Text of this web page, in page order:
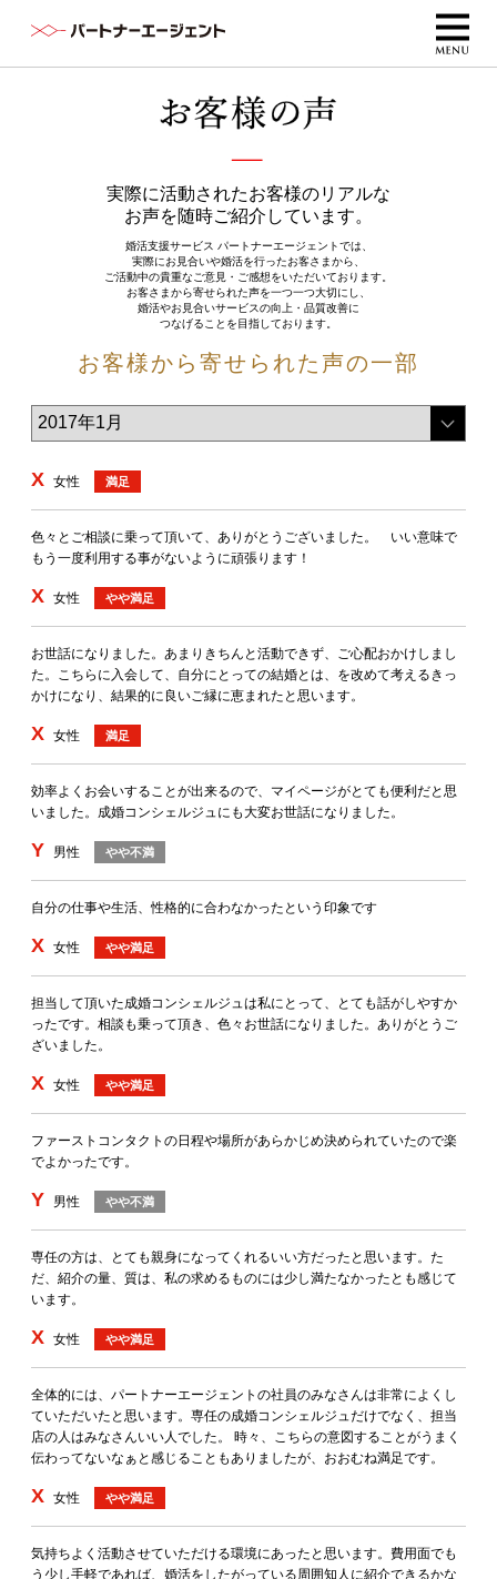
実際に活動されたお客様のリアルな
お声を随時ご紹介しています。
婚活支援サービス パートナーエージェントでは、
実際にお見合いや婚活を行ったお客さまから、
ご活動中の貴重なご意見・ご感想をいただいております。
お客さまから寄せられた声を一つ一つ大切にし、
婚活やお見合いサービスの向上・品質改善に
つなげることを目指しております。
お客様から寄せられた声の一部
X 女性 満足
色々とご相談に乗って頂いて、ありがとうございました。 いい意味で
もう一度利用する事がないように頑張ります！
X 女性 やや満足
お世話になりました。あまりきちんと活動できず、ご心配おかけしまし
た。こちらに入会して、自分にとっての結婚とは、を改めて考えるきっ
かけになり、結果的に良いご縁に恵まれたと思います。
X 女性 満足
効率よくお会いすることが出来るので、マイページがとても便利だと思
いました。成婚コンシェルジュにも大変お世話になりました。
Y 男性 やや不満
自分の仕事や生活、性格的に合わなかったという印象です
X 女性 やや満足
担当して頂いた成婚コンシェルジュは私にとって、とても話がしやすか
ったです。相談も乗って頂き、色々お世話になりました。ありがとうご
ざいました。
X 女性 やや満足
ファーストコンタクトの日程や場所があらかじめ決められていたので楽
でよかったです。
Y 男性 やや不満
専任の方は、とても親身になってくれるいい方だったと思います。た
だ、紹介の量、質は、私の求めるものには少し満たなかったとも感じて
います。
X 女性 やや満足
全体的には、パートナーエージェントの社員のみなさんは非常によくし
ていただいたと思います。専任の成婚コンシェルジュだけでなく、担当
店の人はみなさんいい人でした。 時々、こちらの意図することがうまく
伝わってないなぁと感じることもありましたが、おおむね満足です。
X 女性 やや満足
気持ちよく活動させていただける環境にあったと思います。費用面でも
う少し手軽であれば、婚活をしたがっている周囲知人に紹介できるかな